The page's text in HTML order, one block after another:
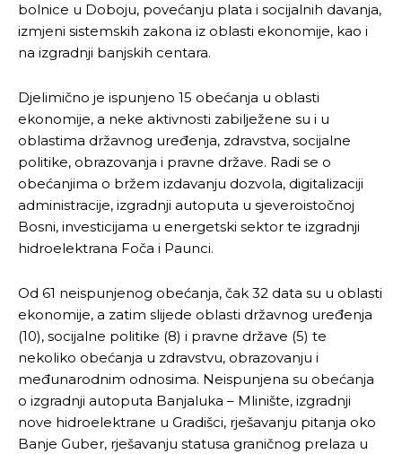
bolnice u Doboju, povećanju plata i socijalnih davanja,
izmjeni sistemskih zakona iz oblasti ekonomije, kao i
na izgradnji banjskih centara.
Djelimično je ispunjeno 15 obećanja u oblasti
ekonomije, a neke aktivnosti zabilježene su i u
oblastima državnog uređenja, zdravstva, socijalne
politike, obrazovanja i pravne države. Radi se o
obećanjima o bržem izdavanju dozvola, digitalizaciji
administracije, izgradnji autoputa u sjeveroistočnoj
Bosni, investicijama u energetski sektor te izgradnji
hidroelektrana Foča i Paunci.
Od 61 neispunjenog obećanja, čak 32 data su u oblasti
ekonomije, a zatim slijede oblasti državnog uređenja
(10), socijalne politike (8) i pravne države (5) te
nekoliko obećanja u zdravstvu, obrazovanju i
međunarodnim odnosima. Neispunjena su obećanja
o izgradnji autoputa Banjaluka – Mlinište, izgradnji
nove hidroelektrane u Gradišci, rješavanju pitanja oko
Banje Guber, rješavanju statusa graničnog prelaza u